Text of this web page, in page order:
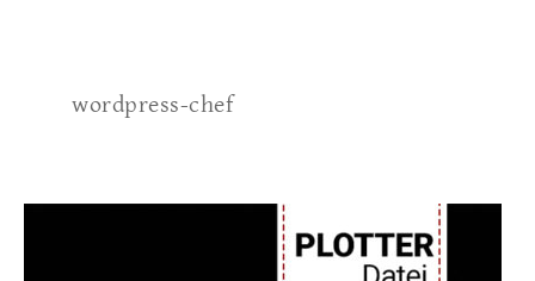
wordpress-chef